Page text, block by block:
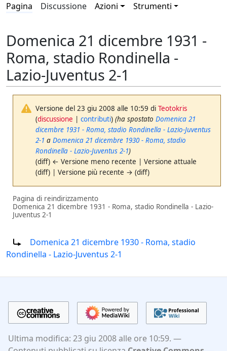
Pagina Discussione Azioni Strumenti
Domenica 21 dicembre 1931 -
Roma, stadio Rondinella -
Lazio-Juventus 2-1
Versione del 23 giu 2008 alle 10:59 diTeotokris
(discussione |contributi) (ha spostatoDomenica 21
dicembre 1931 - Roma, stadio Rondinella - Lazio-Juventus
2-1 aDomenica 21 dicembre 1930 - Roma, stadio
Rondinella - Lazio-Juventus 2-1)
(diff) ← Versione meno recente | Versione attuale
(diff) | Versione più recente → (diff)
Pagina di reindirizzamento
Domenica 21 dicembre 1931 - Roma, stadio Rondinella - Lazio-
Juventus 2-1
Domenica 21 dicembre 1930 - Roma, stadio
Rondinella - Lazio-Juventus 2-1
Ultima modifica: 23 giu 2008 alle ore 10:59.